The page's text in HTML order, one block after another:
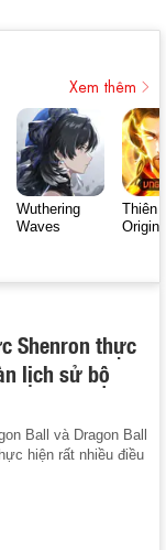
Xem thêm
Wuthering
Waves
Thiên
Origin
Shenron thực
lịch sử bộ
Ball và Dragon Ball
hiện rất nhiều điều